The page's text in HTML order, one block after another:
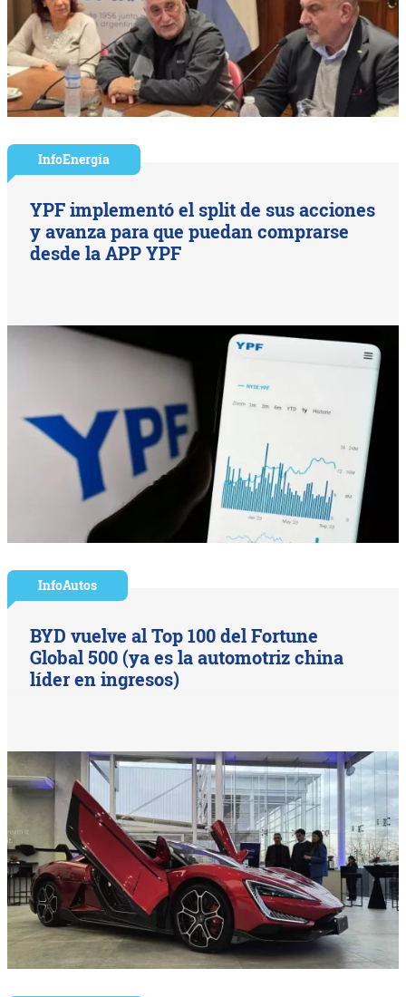
InfoEnergía
YPF implementó el split de sus acciones
y avanza para que puedan comprarse
desde la APP YPF
InfoAutos
BYD vuelve al Top 100 del Fortune
Global 500 (ya es la automotriz china
líder en ingresos)